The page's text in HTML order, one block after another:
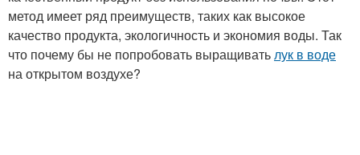
метод имеет ряд преимуществ, таких как высокое
качество продукта, экологичность и экономия воды. Так
что почему бы не попробовать выращиватьлук в воде
на открытом воздухе?